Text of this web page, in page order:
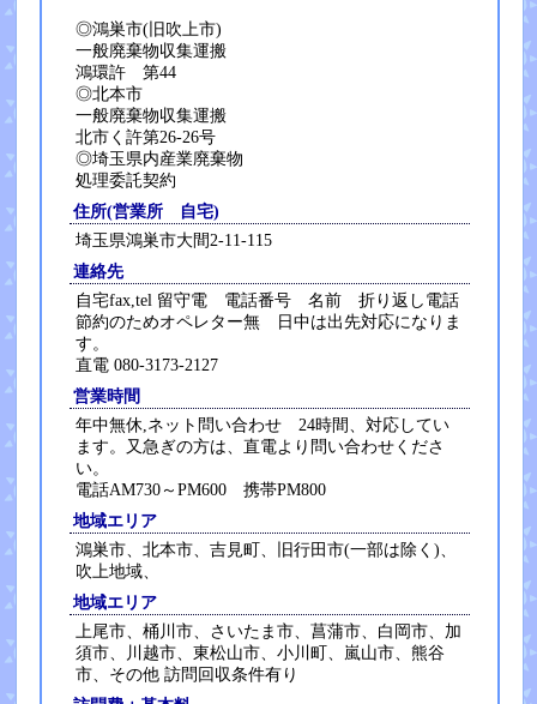
◎鴻巣市(旧吹上市)
一般廃棄物収集運搬
鴻環許 第44
◎北本市
一般廃棄物収集運搬
北市く許第26-26号
◎埼玉県内産業廃棄物
処理委託契約
住所(営業所 自宅)
埼玉県鴻巣市大間2-11-115
連絡先
自宅fax,tel 留守電 電話番号 名前 折り返し電話
節約のためオペレター無 日中は出先対応になりま
す。
直電 080-3173-2127
営業時間
年中無休,ネット問い合わせ 24時間、対応してい
ます。又急ぎの方は、直電より問い合わせくださ
い。
電話AM730～PM600 携帯PM800
地域エリア
鴻巣市、北本市、吉見町、旧行田市(一部は除く)、
吹上地域、
地域エリア
上尾市、桶川市、さいたま市、菖蒲市、白岡市、加
須市、川越市、東松山市、小川町、嵐山市、熊谷
市、その他 訪問回収条件有り